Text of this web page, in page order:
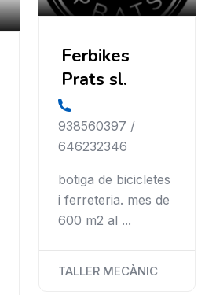
Ferbikes
Prats sl.
938560397 /
646232346
botiga de bicicletes
i ferreteria. mes de
600 m2 al ...
TALLER MECÀNIC